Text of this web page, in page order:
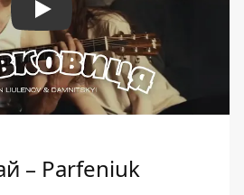
Play
– Parfeniuk